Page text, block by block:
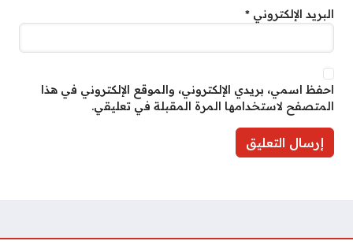
البريد الإلكتروني *
احفظ اسمي، بريدي الإلكتروني، والموقع الإلكتروني في هذا
المتصفح لاستخدامها المرة المقبلة في تعليقي.